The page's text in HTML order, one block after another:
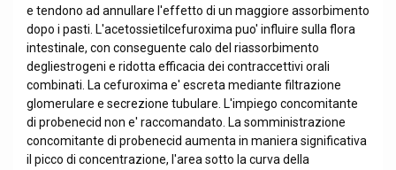
e tendono ad annullare l'effetto di un maggiore assorbimento
dopo i pasti. L'acetossietilcefuroxima puo' influire sulla flora
intestinale, con conseguente calo del riassorbimento
degliestrogeni e ridotta efficacia dei contraccettivi orali
combinati. La cefuroxima e' escreta mediante filtrazione
glomerulare e secrezione tubulare. L'impiego concomitante
di probenecid non e' raccomandato. La somministrazione
concomitante di probenecid aumenta in maniera significativa
il picco di concentrazione, l'area sotto la curva della